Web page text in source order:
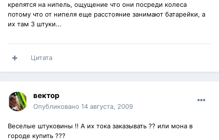
крепятся на нипель, ощущение что они посреди колеса
потому что от нипеля еще расстояние занимают батарейки, а
их там 3 штуки...
Цитата
вектор
Опубликовано 14 августа, 2009
Веселые штуковины !! А их тока заказывать ?? или мона в
городе купить ???